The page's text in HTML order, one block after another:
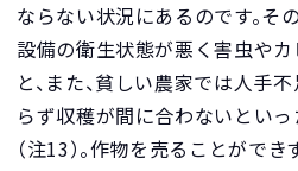
ならない状況にあるのです。そ
設備の衛生状態が悪く害虫や
と、また、貧しい農家では人手
らず収穫が間に合わないとい
（注13）。作物を売ることがで